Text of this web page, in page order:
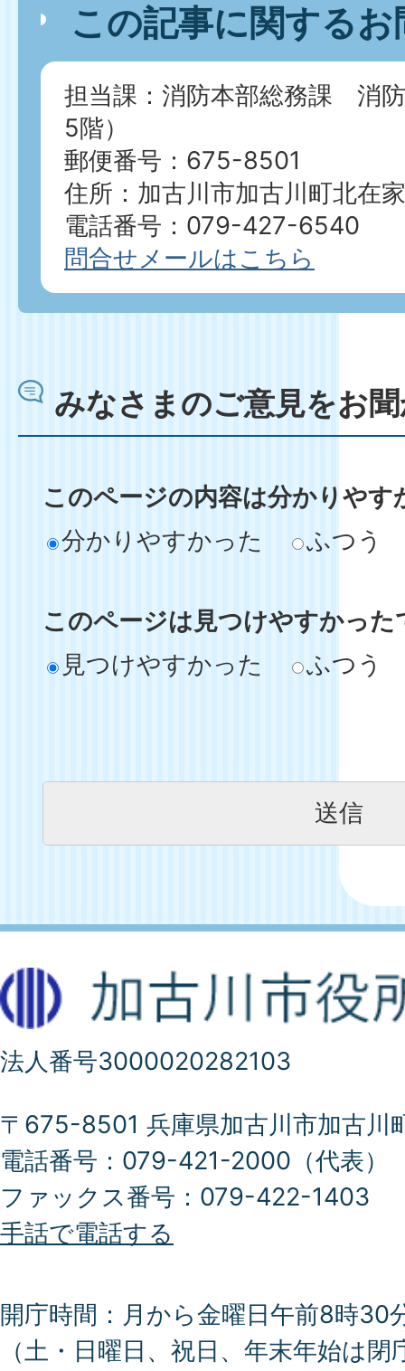
この記事に関する
担当課：消防本部総務課 消
5階）
郵便番号：675-8501
住所：加古川市加古川町北在
電話番号：079-427-6540
問合せメールはこちら
みなさまのご意見をお
このページの内容は分かりやす
分かりやすかった
ふつう
このページは見つけやすかった
見つけやすかった
ふつう
法人番号3000020282103
〒675-8501 兵庫県加古川市加古川
電話番号：079-421-2000（代表）
ファックス番号：079-422-1403
手話で電話する
開庁時間：月から金曜日午前8時30
（土・日曜日、祝日、年末年始は閉